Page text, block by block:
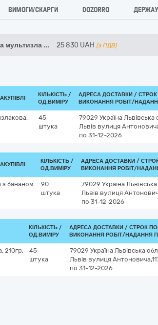
ВИМОГИ/СКАРГИ DOZORRO
мультизла ... 25 830 UAH (з ПДВ)
КІЛЬКІСТЬ /
ОД.ВИМІРУ
АДРЕСА ДОСТАВКИ /
ВИКОНАННЯ РОБІТ/
45
штука
79029 Україна Львівська
Львів вулиця
по 31-12-2026
КІЛЬКІСТЬ /
ОД.ВИМІРУ
АДРЕСА ДОСТАВКИ /
ВИКОНАННЯ РОБІТ/
з бананом
90
штука
79029 Україна
Львів вулиця
по 31-12-2026
КІЛЬКІСТЬ /
ОД.ВИМІРУ
АДРЕСА ДОСТАВКИ / СТРОК
ВИКОНАННЯ РОБІТ/НАДАННЯ
210гр,
45
штука
79029 Україна Львівська
Львів вулиця
по 31-12-2026